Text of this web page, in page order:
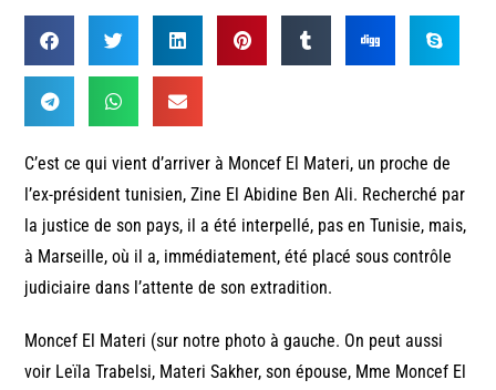
C’est ce qui vient d’arriver à Moncef El Materi, un proche de
l’ex-président tunisien, Zine El Abidine Ben Ali. Recherché par
la justice de son pays, il a été interpellé, pas en Tunisie, mais,
à Marseille, où il a, immédiatement, été placé sous contrôle
judiciaire dans l’attente de son extradition.
Moncef El Materi (sur notre photo à gauche. On peut aussi
voir Leïla Trabelsi, Materi Sakher, son épouse, Mme Moncef El